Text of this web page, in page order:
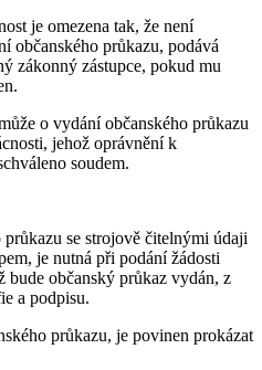
je omezena tak, že není
občanského průkazu, podává
zákonný zástupce, pokud mu
o vydání občanského průkazu
jehož oprávnění k
soudem.
se strojově čitelnými údaji
je nutná při podání žádosti
bude občanský průkaz vydán, z
a podpisu.
průkazu, je povinen prokázat